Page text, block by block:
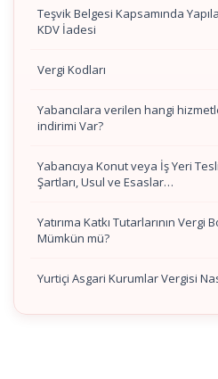
Teşvik Belgesi Kapsamında
KDV İadesi
Vergi Kodları
Yabancılara verilen hangi
indirimi Var?
Yabancıya Konut veya İş Yeri
Şartları, Usul ve Esaslar…
Yatırıma Katkı Tutarlarının Vergi
Mümkün mü?
Yurtiçi Asgari Kurumlar Vergisi